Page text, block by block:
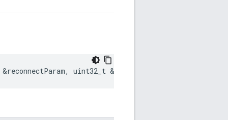
&reconnectParam, uint32_t &